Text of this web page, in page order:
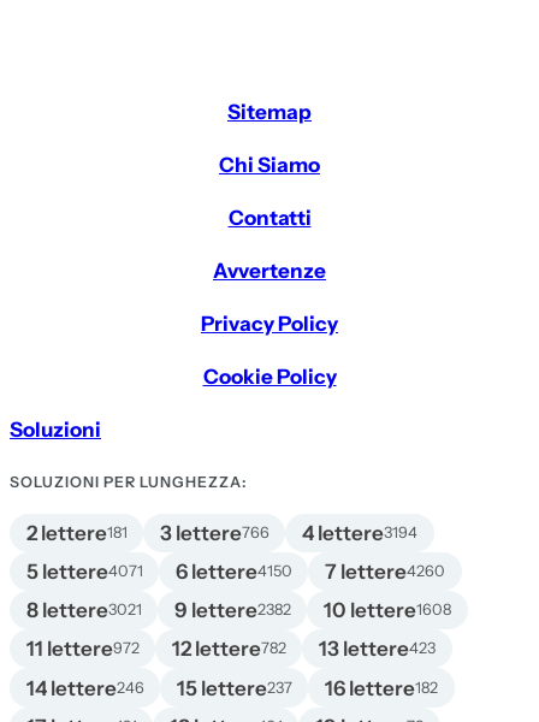
Sitemap
Chi Siamo
Contatti
Avvertenze
Privacy Policy
Cookie Policy
Soluzioni
SOLUZIONI PER LUNGHEZZA:
2 lettere181 3 lettere766 4 lettere3194
5 lettere4071 6 lettere4150 7 lettere4260
8 lettere3021 9 lettere2382 10 lettere1608
11 lettere972 12 lettere782 13 lettere423
14 lettere246 15 lettere237 16 lettere182